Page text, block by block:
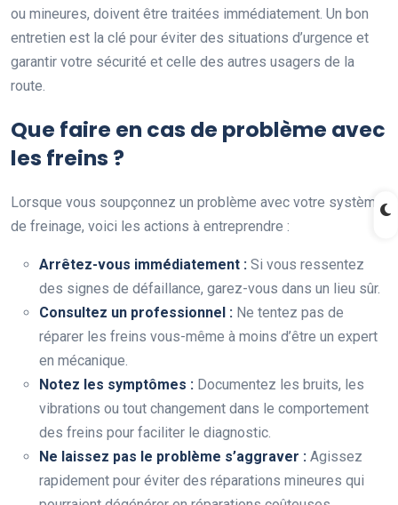
ou mineures, doivent être traitées immédiatement. Un bon
entretien est la clé pour éviter des situations d’urgence et
garantir votre sécurité et celle des autres usagers de la
route.
Que faire en cas de problème avec
les freins ?
Lorsque vous soupçonnez un problème avec votre système
de freinage, voici les actions à entreprendre :
Arrêtez-vous immédiatement : Si vous ressentez
des signes de défaillance, garez-vous dans un lieu sûr.
Consultez un professionnel : Ne tentez pas de
réparer les freins vous-même à moins d’être un expert
en mécanique.
Notez les symptômes : Documentez les bruits, les
vibrations ou tout changement dans le comportement
des freins pour faciliter le diagnostic.
Ne laissez pas le problème s’aggraver : Agissez
rapidement pour éviter des réparations mineures qui